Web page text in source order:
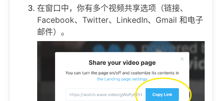
在窗口中，你有多个视频共享选项（链接、
Facebook、Twitter、LinkedIn、Gmail 和电子
邮件）。